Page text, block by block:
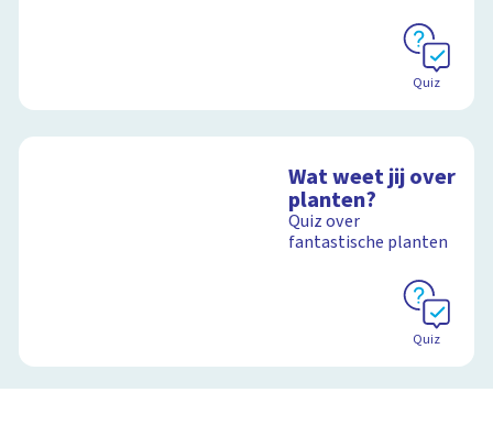
Quiz
Wat weet jij over
planten?
Quiz over
fantastische planten
Quiz